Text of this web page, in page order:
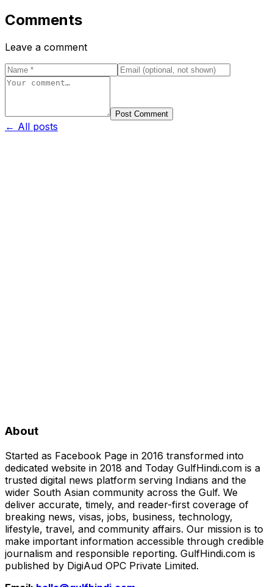
Comments
Leave a comment
Post Comment
← All posts
About
Started as Facebook Page in 2016 transformed into
dedicated website in 2018 and Today GulfHindi.com is a
trusted digital news platform serving Indians and the
wider South Asian community across the Gulf. We
deliver accurate, timely, and reader-first coverage of
breaking news, visas, jobs, business, technology,
lifestyle, travel, and community affairs. Our mission is to
make important information accessible through credible
journalism and responsible reporting. GulfHindi.com is
published by DigiAud OPC Private Limited.